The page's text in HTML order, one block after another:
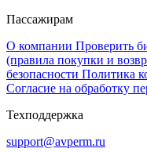
Пассажирам
О компании Проверить
(правила покупки и
безопасности Политика
Согласие на обработку
Техподдержка
support@avperm.ru